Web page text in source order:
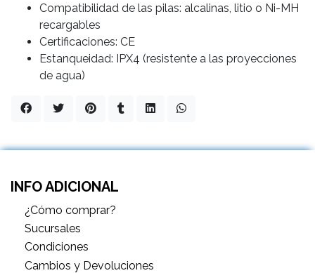
Compatibilidad de las pilas: alcalinas, litio o Ni-MH
recargables
Certificaciones: CE
Estanqueidad: IPX4 (resistente a las proyecciones
de agua)
INFO ADICIONAL
¿Cómo comprar?
Sucursales
Condiciones
Cambios y Devoluciones